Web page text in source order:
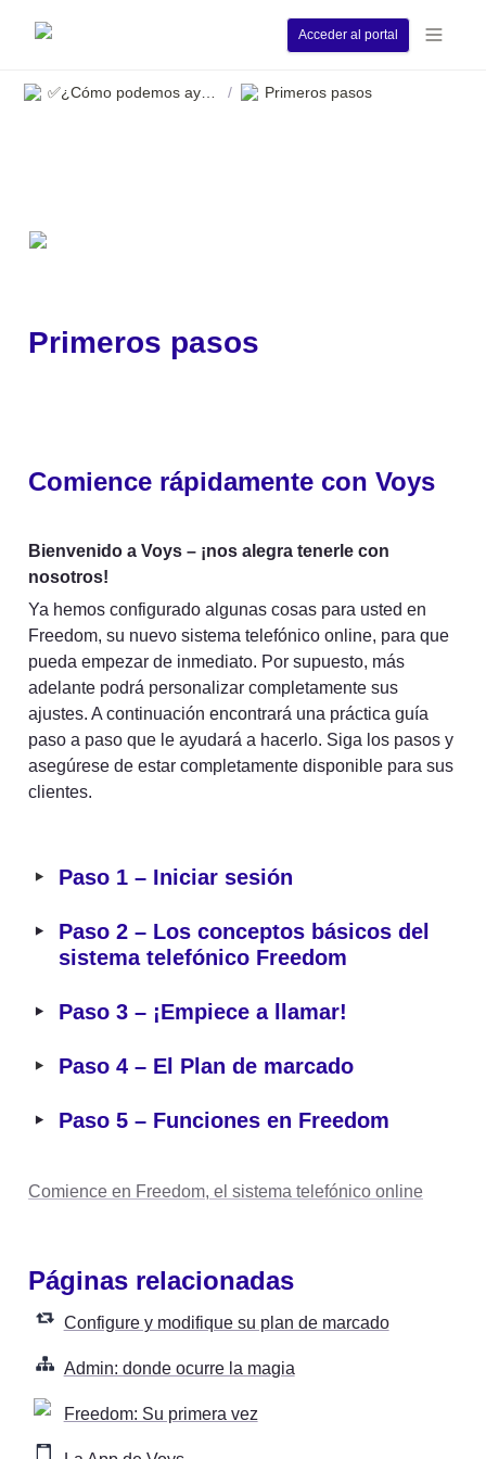
Acceder al portal
/ Primeros pasos
Primeros pasos
Comience rápidamente con Voys
Bienvenido a Voys – ¡nos alegra tenerle con
nosotros!
Ya hemos configurado algunas cosas para usted en
Freedom, su nuevo sistema telefónico online, para que
pueda empezar de inmediato. Por supuesto, más
adelante podrá personalizar completamente sus
ajustes. A continuación encontrará una práctica guía
paso a paso que le ayudará a hacerlo. Siga los pasos y
asegúrese de estar completamente disponible para sus
clientes.
‣ Paso 1 – Iniciar sesión
‣
Paso 2 – Los conceptos básicos del
sistema telefónico Freedom
‣ Paso 3 – ¡Empiece a llamar!
‣ Paso 4 – El Plan de marcado
‣ Paso 5 – Funciones en Freedom
Comience en Freedom, el sistema telefónico online
Páginas relacionadas
Configure y modifique su plan de marcado
Admin: donde ocurre la magia
Freedom: Su primera vez